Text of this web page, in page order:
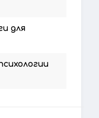
для